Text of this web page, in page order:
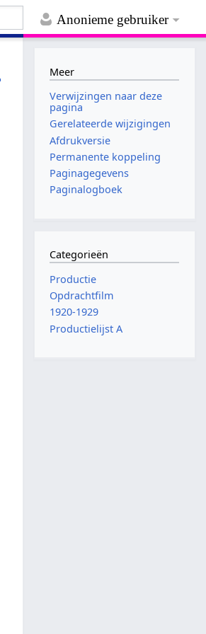
Anonieme gebruiker
Meer
Verwijzingen naar deze
pagina
Gerelateerde wijzigingen
Afdrukversie
Permanente koppeling
Paginagegevens
Paginalogboek
Categorieën
Productie
Opdrachtfilm
1920-1929
Productielijst A